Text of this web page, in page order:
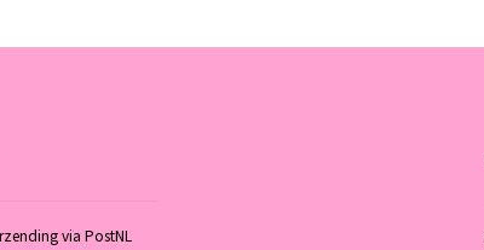
via PostNL